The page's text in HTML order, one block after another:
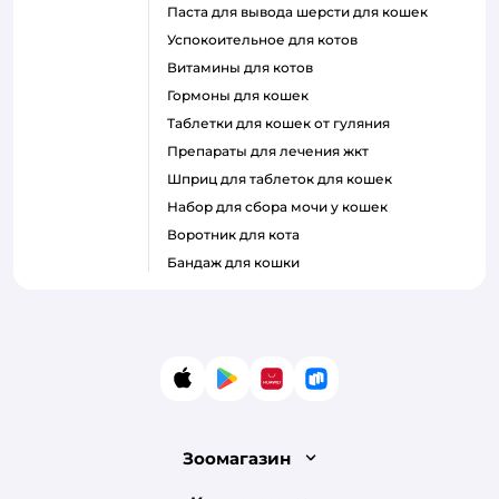
паста для вывода шерсти для кошек
успокоительное для котов
витамины для котов
гормоны для кошек
таблетки для кошек от гуляния
препараты для лечения жкт
шприц для таблеток для кошек
набор для сбора мочи у кошек
воротник для кота
бандаж для кошки
App StoreGoogle Play
AppGallery
RuStore
Зоомагазин